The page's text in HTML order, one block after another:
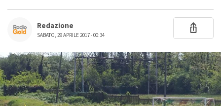
Redazione
SABATO, 29 APRILE 2017 - 00:34